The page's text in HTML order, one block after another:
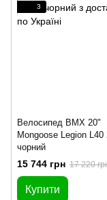
3
Велосипед BMX 20"
Mongoose Legion L40
чорний
15 744 грн 17 220
Купити